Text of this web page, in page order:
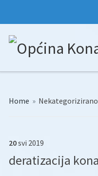
Home » Nekategorizirano
20svi 2019
deratizacija